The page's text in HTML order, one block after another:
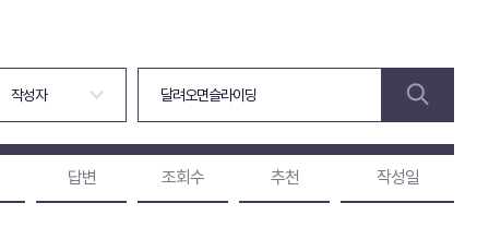
답변 조회수 추천 작성일